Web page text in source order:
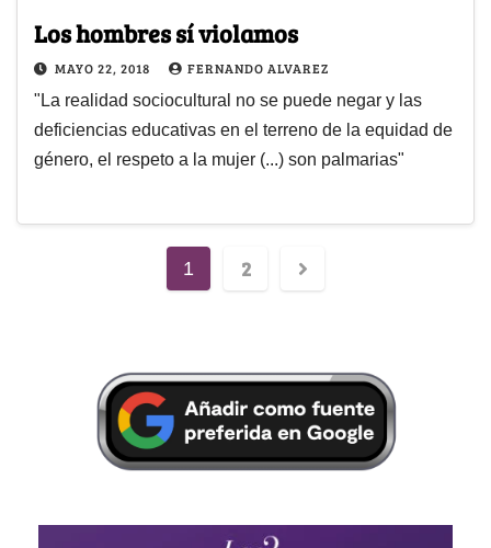
Los hombres sí violamos
MAYO 22, 2018 FERNANDO ALVAREZ
"La realidad sociocultural no se puede negar y las
deficiencias educativas en el terreno de la equidad de
género, el respeto a la mujer (...) son palmarias"
1 2